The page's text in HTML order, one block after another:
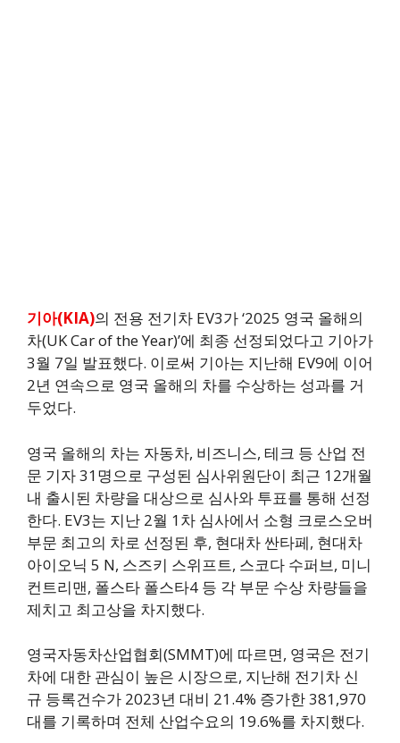
기아(KIA)의 전용 전기차 EV3가 ‘2025 영국 올해의
차(UK Car of the Year)’에 최종 선정되었다고 기아가
3월 7일 발표했다. 이로써 기아는 지난해 EV9에 이어
2년 연속으로 영국 올해의 차를 수상하는 성과를 거
두었다.
영국 올해의 차는 자동차, 비즈니스, 테크 등 산업 전
문 기자 31명으로 구성된 심사위원단이 최근 12개월
내 출시된 차량을 대상으로 심사와 투표를 통해 선정
한다. EV3는 지난 2월 1차 심사에서 소형 크로스오버
부문 최고의 차로 선정된 후, 현대차 싼타페, 현대차
아이오닉 5 N, 스즈키 스위프트, 스코다 수퍼브, 미니
컨트리맨, 폴스타 폴스타4 등 각 부문 수상 차량들을
제치고 최고상을 차지했다.
영국자동차산업협회(SMMT)에 따르면, 영국은 전기
차에 대한 관심이 높은 시장으로, 지난해 전기차 신
규 등록건수가 2023년 대비 21.4% 증가한 381,970
대를 기록하며 전체 산업수요의 19.6%를 차지했다.